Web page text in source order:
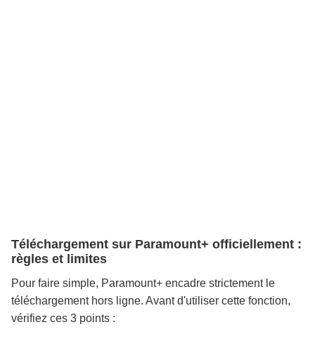
Téléchargement sur Paramount+ officiellement :
règles et limites
Pour faire simple, Paramount+ encadre strictement le
téléchargement hors ligne. Avant d'utiliser cette fonction,
vérifiez ces 3 points :